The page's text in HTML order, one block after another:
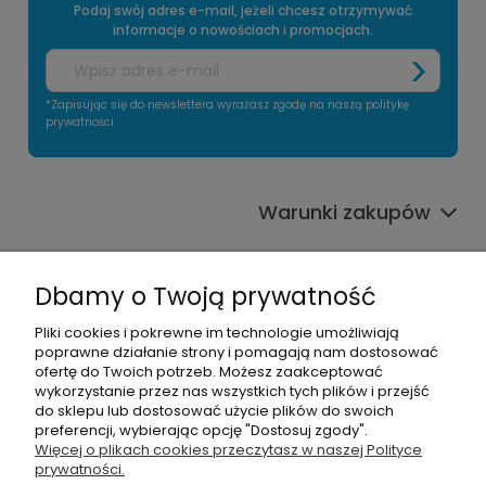
Podaj swój adres e-mail, jeżeli chcesz otrzymywać
informacje o nowościach i promocjach.
*Zapisując się do newslettera wyrażasz zgodę na naszą politykę
prywatności
Warunki zakupów
Informacje o sklepie
Moje konto
Pomoc
Dbamy o Twoją prywatność
Pliki cookies i pokrewne im technologie umożliwiają
poprawne działanie strony i pomagają nam dostosować
ofertę do Twoich potrzeb. Możesz zaakceptować
wykorzystanie przez nas wszystkich tych plików i przejść
do sklepu lub dostosować użycie plików do swoich
preferencji, wybierając opcję "Dostosuj zgody".
Więcej o plikach cookies przeczytasz w naszej Polityce
prywatności.